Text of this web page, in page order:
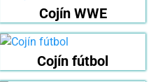
Cojín WWE
Cojín fútbol